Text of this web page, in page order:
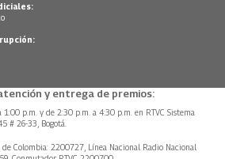
y entrega de premios:
1:00 p.m. y de 2:30 p.m. a 4:30 p.m. en RTVC Sistema
# 26-33, Bogotá.
Colombia: 2200727, Línea Nacional Radio Nacional